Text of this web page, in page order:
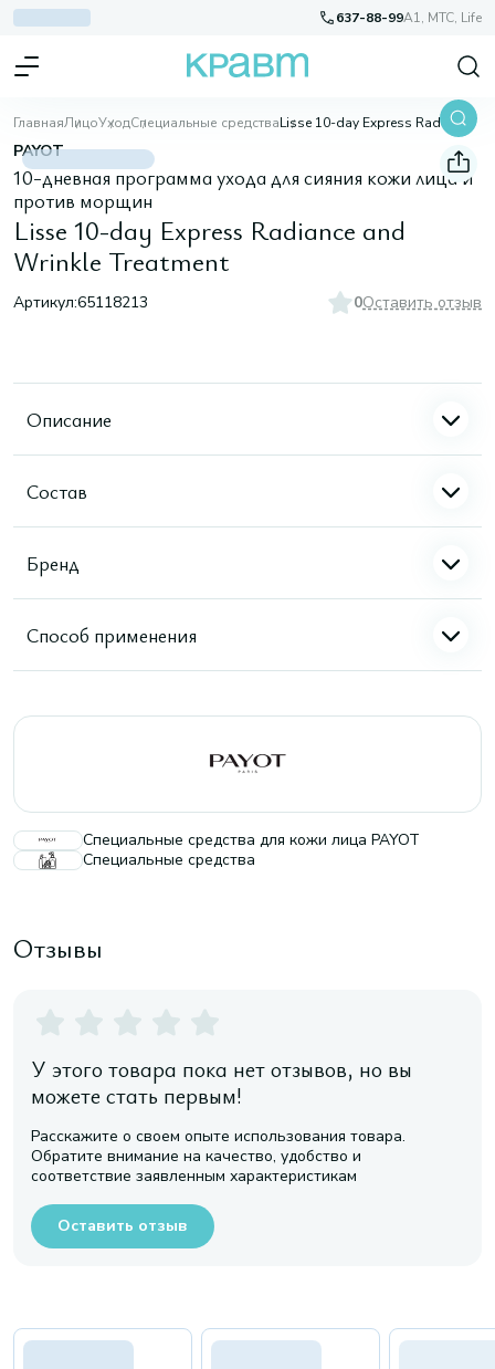
637-88-99A1, МТС, Life
ГлавнаяЛицоУходСпециальные средства Lisse 10-day Express Radiance and Wrinkle Treatment
PAYOT
10-дневная программа ухода для сияния кожи лица и
против морщин
Lisse 10-day Express Radiance and
Wrinkle Treatment
Артикул:65118213 0Оставить отзыв
Описание
Состав
Бренд
Способ применения
Специальные средства для кожи лица PAYOT
Специальные средства
Отзывы
У этого товара пока нет отзывов, но вы
можете стать первым!
Расскажите о своем опыте использования товара.
Обратите внимание на качество, удобство и
соответствие заявленным характеристикам
Оставить отзыв